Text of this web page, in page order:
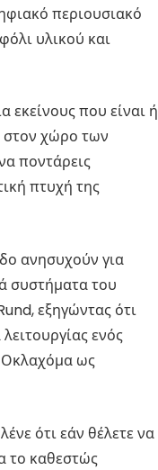
περιουσιακό
υλικού και
εκείνους που είναι ή
στον χώρο των
ποντάρεις
πτυχή της
ανησυχούν για
συστήματα του
εξηγώντας ότι
ενός
Οκλαχόμα ως
ότι εάν θέλετε να
το καθεστώς